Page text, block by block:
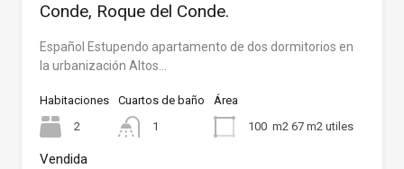
Conde, Roque del Conde.
Español Estupendo apartamento de dos dormitorios en
la urbanización Altos…
Habitaciones
2
Cuartos de baño
1
Área
100 m2 67 m2 utiles
Vendida